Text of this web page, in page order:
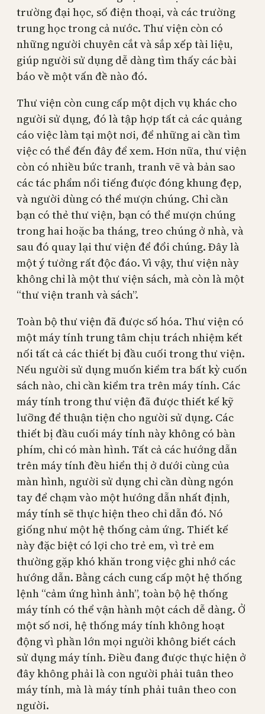
trường đại học, số điện thoại, và các trường
trung học trong cả nước. Thư viện còn có
những người chuyên cắt và sắp xếp tài liệu,
giúp người sử dụng dễ dàng tìm thấy các bài
báo về một vấn đề nào đó.
Thư viện còn cung cấp một dịch vụ khác cho
người sử dụng, đó là tập hợp tất cả các quảng
cáo việc làm tại một nơi, để những ai cần tìm
việc có thể đến đây để xem. Hơn nữa, thư viện
còn có nhiều bức tranh, tranh vẽ và bản sao
các tác phẩm nổi tiếng được đóng khung đẹp,
và người dùng có thể mượn chúng. Chỉ cần
bạn có thẻ thư viện, bạn có thể mượn chúng
trong hai hoặc ba tháng, treo chúng ở nhà, và
sau đó quay lại thư viện để đổi chúng. Đây là
một ý tưởng rất độc đáo. Vì vậy, thư viện này
không chỉ là một thư viện sách, mà còn là một
“thư viện tranh và sách”.
Toàn bộ thư viện đã được số hóa. Thư viện có
một máy tính trung tâm chịu trách nhiệm kết
nối tất cả các thiết bị đầu cuối trong thư viện.
Nếu người sử dụng muốn kiểm tra bất kỳ cuốn
sách nào, chỉ cần kiểm tra trên máy tính. Các
máy tính trong thư viện đã được thiết kế kỹ
lưỡng để thuận tiện cho người sử dụng. Các
thiết bị đầu cuối máy tính này không có bàn
phím, chỉ có màn hình. Tất cả các hướng dẫn
trên máy tính đều hiển thị ở dưới cùng của
màn hình, người sử dụng chỉ cần dùng ngón
tay để chạm vào một hướng dẫn nhất định,
máy tính sẽ thực hiện theo chỉ dẫn đó. Nó
giống như một hệ thống cảm ứng. Thiết kế
này đặc biệt có lợi cho trẻ em, vì trẻ em
thường gặp khó khăn trong việc ghi nhớ các
hướng dẫn. Bằng cách cung cấp một hệ thống
lệnh “cảm ứng hình ảnh”, toàn bộ hệ thống
máy tính có thể vận hành một cách dễ dàng. Ở
một số nơi, hệ thống máy tính không hoạt
động vì phần lớn mọi người không biết cách
sử dụng máy tính. Điều đang được thực hiện ở
đây không phải là con người phải tuân theo
máy tính, mà là máy tính phải tuân theo con
người.